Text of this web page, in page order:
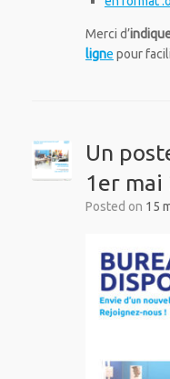
Merci d’
ligne pour
Un
1er mai
Posted on 15